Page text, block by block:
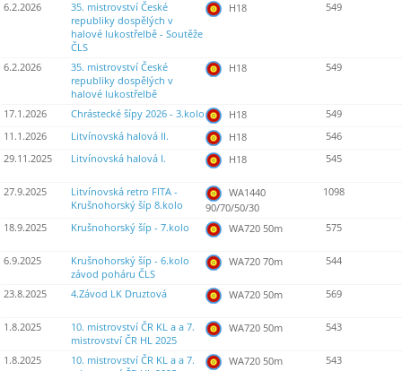
6.2.2026
35. mistrovství České
republiky dospělých v
halové lukostřelbě - Soutěže
ČLS
H18 549
6.2.2026
35. mistrovství České
republiky dospělých v
halové lukostřelbě
H18 549
17.1.2026 Chrástecké šípy 2026 - 3.kolo H18
549
11.1.2026
Litvínovská halová II. H18
546
29.11.2025
Litvínovská halová I. H18 545
27.9.2025
Litvínovská retro FITA -
Krušnohorský šíp 8.kolo
WA1440
90/70/50/30
1098
18.9.2025 Krušnohorský šíp - 7.kolo WA720 50m 575
6.9.2025
Krušnohorský šíp - 6.kolo
závod poháru ČLS
WA720 70m 544
23.8.2025 4.Závod LK Druztová WA720 50m 569
1.8.2025
10. mistrovství ČR KL a a 7.
mistrovství ČR HL 2025
WA720 50m 543
1.8.2025
10. mistrovství ČR KL a a 7.
WA720 50m 543